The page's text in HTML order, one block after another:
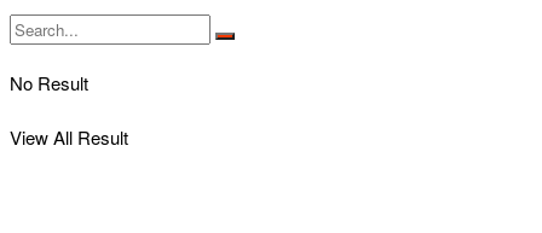
No Result
View All Result